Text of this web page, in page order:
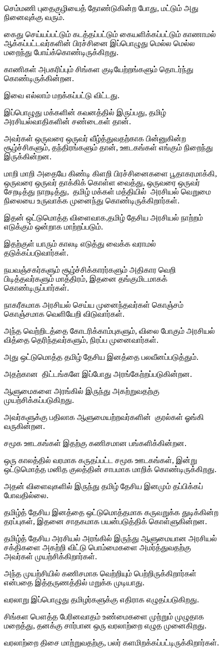
செம்மணி புதைகுழியைத் தோண்டுகின்ற போது, மட்டும் அது
நினைவுக்கு வரும்.
கைது செய்யப்பட்டும் கடத்தப்பட்டும் கையளிக்கப்பட்டும் காணாமல்
ஆக்கப்பட்டவர்களின் பிரச்சினை இப்பொழுது மெல்ல மெல்ல
மறைந்து போய்க்கொண்டிருக்கிறது.
காணிகள் அபகரிப்பும் சிங்கள குடியேற்றங்களும் தொடர்ந்து
கொண்டிருக்கின்றன.
இவை எல்லாம் மறக்கப்பட்டு விட்டது.
இப்பொழுது மக்களின் கவனத்தில் இருப்பது, தமிழ்
அரசியல்வாதிகளின் சண்டைகள் தான்.
அவர்கள் ஒருவரை ஒருவர் வீழ்த்துவதற்காக பின்னுகின்ற
சூழ்ச்சிகளும், தந்திரங்களும் தான், ஊடகங்கள் எங்கும் நிறைந்து
இருக்கின்றன.
மாறி மாறி அதையே கிண்டி கிளறி பிரச்சினைகளை பூதாகரமாக்கி,
ஒருவரை ஒருவர் தாக்கிக் கொள்ள வைத்து, ஒருவரை ஒருவர்
சேறடித்து நாறடித்து, தமிழ் மக்கள் மத்தியில் அரசியல் வெறுமை
நிலையை உருவாக்க முனைந்து கொண்டிருக்கிறார்கள்.
இதன் ஒட்டுமொத்த விளைவாக,தமிழ் தேசிய அரசியல் நாற்றம்
எடுக்கும் ஒன்றாக மாற்றப்படும்.
இதற்குள் யாரும் காலடி எடுத்து வைக்க வராமல்
தடுக்கப்படுவார்கள்.
நயவஞ்சகர்களும் சூழ்ச்சிக்காரர்களும் அதிகார வெறி
பிடித்தவர்களும் மாத்திரம், இதனை தங்குமிடமாகக்
கொண்டிருப்பார்கள்.
நாகரீகமாக அரசியல் செய்ய முனைந்தவர்கள் கொஞ்சம்
கொஞ்சமாக வெளியேறி விடுவார்கள்.
அந்த வெற்றிடத்தை கோடரிக்காம்புகளும், விலை போகும் அரசியல்
வித்தை தெரிந்தவர்களும், நிரப்ப முனைவார்கள்.
அது ஒட்டுமொத்த தமிழ் தேசிய இனத்தை பலவீனப்படுத்தும்.
அதற்கான திட்டங்களே இப்போது அரங்கேற்றப்படுகின்றன.
ஆளுமைகளை அரங்கில் இருந்து அகற்றுவதற்கு
முயற்சிக்கப்படுகிறது.
அவர்களுக்கு பதிலாக ஆளுமையற்றவர்களின் குரல்கள் ஓங்கி
வருகின்றன.
சமூக ஊடகங்கள் இதற்கு கணிசமான பங்களிக்கின்றன.
ஒரு காலத்தில் வரமாக கருதப்பட்ட சமூக ஊடகங்கள், இன்று
ஒட்டுமொத்த மனித குலத்தின் சாபமாக மாறிக் கொண்டிருக்கிறது.
அதன் விளைவுகளில் இருந்து தமிழ் தேசிய இனமும் தப்பிக்கப்
போவதில்லை.
தமிழ்த் தேசிய இனத்தை ஒட்டுமொத்தமாக கருவறுக்க துடிக்கின்ற
தரப்புகள், இதனை சாதகமாக பயன்படுத்திக் கொள்ளுகின்றன.
தமிழ்த் தேசிய அரசியல் அரங்கில் இருந்து ஆளுமையான அரசியல்
சக்திகளை அகற்றி விட்டு பொம்மைகளை அமர்த்துவதற்கு
அவர்கள் முயற்சிக்கிறார்கள்.
அந்த முயற்சியில் கணிசமாக வெற்றியும் பெற்றிருக்கிறார்கள்
என்பதை இத்தருணத்தில் மறுக்க முடியாது.
வரலாறு இப்பொழுது தமிழர்களுக்கு எதிராக எழுதப்படுகிறது.
சிங்கள பௌத்த பேரினவாதம் உண்மைகளை முற்றும் முழுதாக
மறைத்து, தனக்கு சார்பான ஒரு வரலாற்றை எழுத முனைகிறது.
வரலாற்றை திசை மாற்றுவதற்கு, பலர் களமிறக்கப்பட்டிருக்கிறார்கள்.